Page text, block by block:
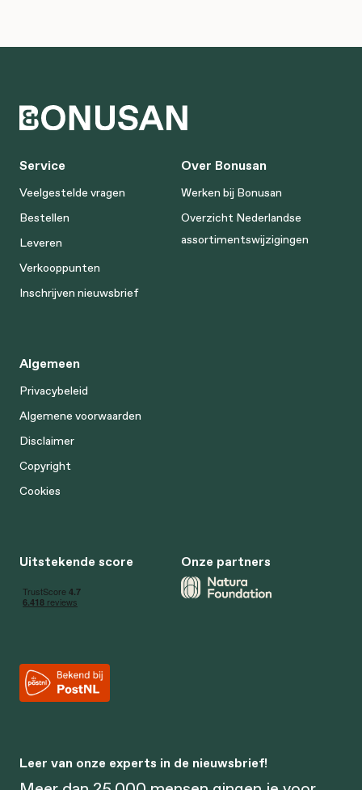
Service
Veelgestelde vragen
Bestellen
Leveren
Verkooppunten
Inschrijven nieuwsbrief
Over Bonusan
Werken bij Bonusan
Overzicht Nederlandse
assortimentswijzigingen
Algemeen
Privacybeleid
Algemene voorwaarden
Disclaimer
Copyright
Cookies
Uitstekende score Onze partners
Leer van onze experts in de nieuwsbrief!